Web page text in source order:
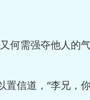
何需强夺他人的
信道，“李兄，